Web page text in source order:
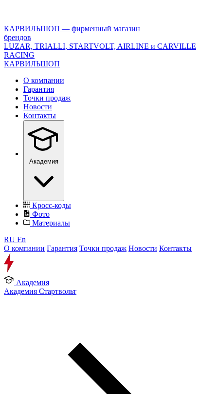
version="1.0"
encoding="utf-
8"?
>
КАРВИЛЬШОП — фирменный магазин
брендов
LUZAR, TRIALLI, STARTVOLT, AIRLINE и CARVILLE
RACING
КАРВИЛЬШОП
О компании
Гарантия
Точки продаж
Новости
Контакты
Академия
Кросс-коды
Фото
Материалы
RU En
О компании Гарантия Точки продаж Новости Контакты
Академия
Академия Стартвольт